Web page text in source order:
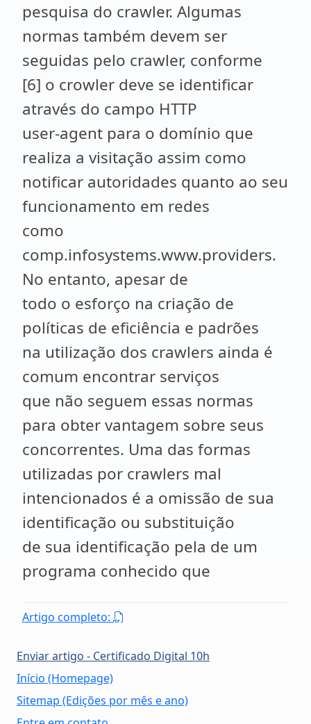
pesquisa do crawler. Algumas
normas também devem ser
seguidas pelo crawler, conforme
[6] o crowler deve se identificar
através do campo HTTP
user-agent para o domínio que
realiza a visitação assim como
notificar autoridades quanto ao seu
funcionamento em redes
como
comp.infosystems.www.providers.
No entanto, apesar de
todo o esforço na criação de
políticas de eficiência e padrões
na utilização dos crawlers ainda é
comum encontrar serviços
que não seguem essas normas
para obter vantagem sobre seus
concorrentes. Uma das formas
utilizadas por crawlers mal
intencionados é a omissão de sua
identificação ou substituição
de sua identificação pela de um
programa conhecido que
Artigo completo:
Enviar artigo - Certificado Digital 10h
Início (Homepage)
Sitemap (Edições por mês e ano)